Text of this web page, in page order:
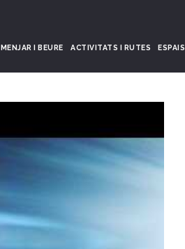
MENJAR I BEURE ACTIVITATS I RUTES ESPAIS